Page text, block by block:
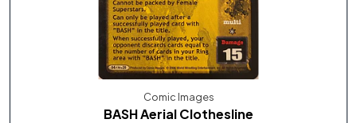
Comic Images
BASH Aerial Clothesline